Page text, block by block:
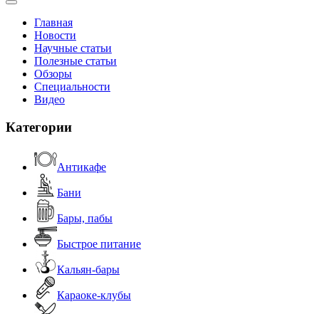
Главная
Новости
Научные статьи
Полезные статьи
Обзоры
Специальности
Видео
Категории
Антикафе
Бани
Бары, пабы
Быстрое питание
Кальян-бары
Караоке-клубы